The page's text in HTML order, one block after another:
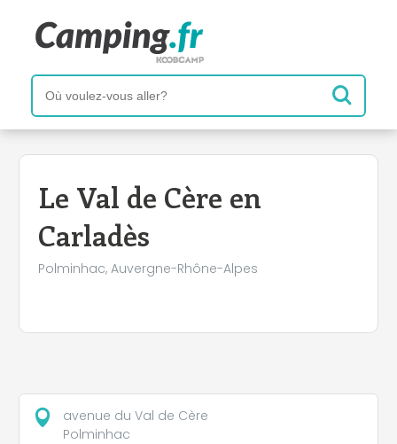
Le Val de Cère en
Carladès
Polminhac, Auvergne-Rhône-Alpes
+
−
avenue du Val de Cère
Polminhac